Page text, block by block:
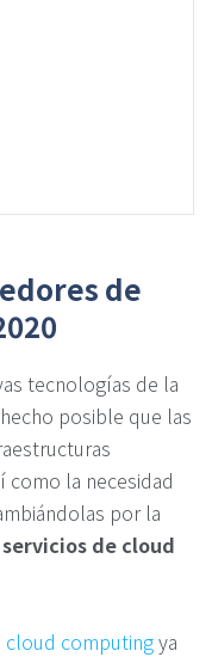
de
tecnologías de la
posible que las
como la necesidad
por la
de cloud
cloud computingya